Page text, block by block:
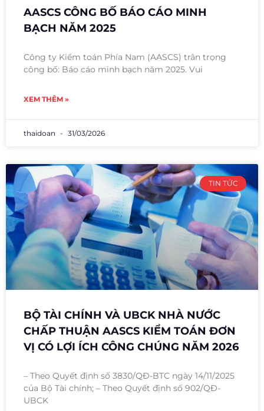
AASCS CÔNG BỐ BÁO CÁO MINH
BẠCH NĂM 2025
Công ty Kiểm toán Phía Nam (AASCS) trân trọng
công bố: Báo cáo minh bạch năm 2025. Vui
XEM THÊM »
thaidoan 31/03/2026
TIN TỨC
BỘ TÀI CHÍNH VÀ UBCK NHÀ NƯỚC
CHẤP THUẬN AASCS KIỂM TOÁN ĐƠN
VỊ CÓ LỢI ÍCH CÔNG CHÚNG NĂM 2026
– Theo Quyết định số 3830/QĐ-BTC ngày 14/11/2025
của Bộ Tài chính; – Theo Quyết định số 902/QĐ-
UBCK